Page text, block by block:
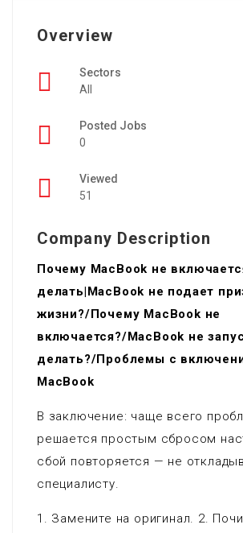
Overview
Sectors
All
Posted Jobs
0
Viewed
51
Company Description
Почему MacBook не
делать|MacBook не подает
жизни?/Почему MacBook не
включается?/MacBook не
делать?/Проблемы с
MacBook
В заключение: чаще всего
решается простым сбросом
сбой повторяется — не
специалисту.
1. Замените на оригинал. 2.